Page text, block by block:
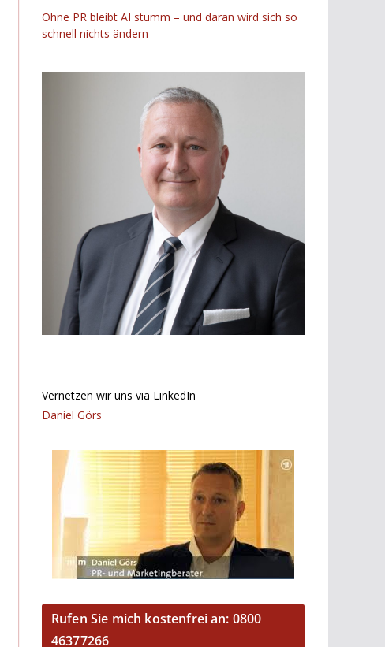
Ohne PR bleibt AI stumm – und daran wird sich so
schnell nichts ändern
Vernetzen wir uns via LinkedIn
Daniel Görs
Rufen Sie mich kostenfrei an: 0800
46377266